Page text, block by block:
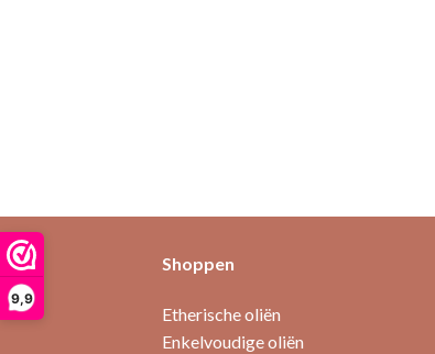
9,9
Shoppen
Etherische oliën
Enkelvoudige oliën